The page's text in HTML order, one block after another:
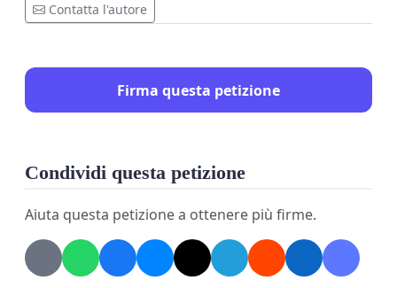
Contatta l'autore
Firma questa petizione
Condividi questa petizione
Aiuta questa petizione a ottenere più firme.